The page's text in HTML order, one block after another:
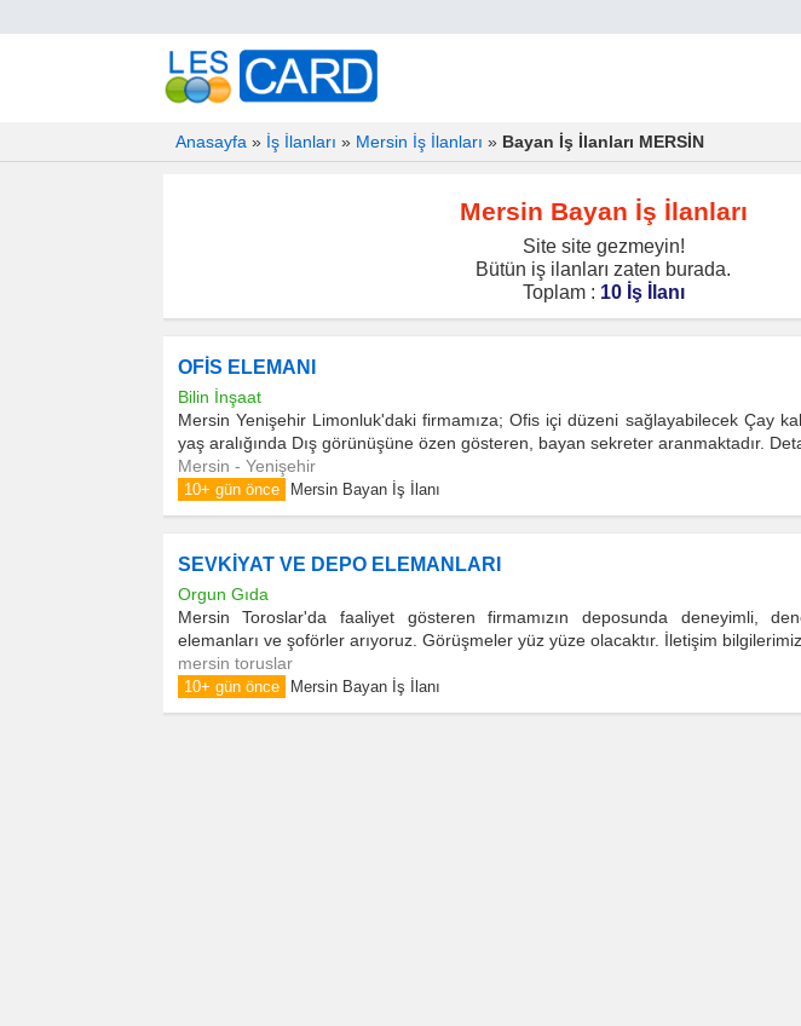
Anasayfa » İş İlanları » Mersin İş İlanları » Bayan İş İlanları MERSİN
Mersin Bayan İş İlanları
Site site gezmeyin!
Bütün iş ilanları zaten burada.
Toplam : 10 İş İlanı
OFİS ELEMANI
Bilin İnşaat
Mersin Yenişehir Limonluk'daki firmamıza; Ofis içi düzeni sağlayabilecek Çay
yaş aralığında Dış görünüşüne özen gösteren, bayan sekreter aranmaktadır.
Mersin - Yenişehir
10+ gün önce Mersin Bayan İş İlanı
SEVKİYAT VE DEPO ELEMANLARI
Orgun Gıda
Mersin Toroslar'da faaliyet gösteren firmamızın deposunda deneyimli,
elemanları ve şoförler arıyoruz. Görüşmeler yüz yüze olacaktır. İletişim
mersin toruslar
10+ gün önce Mersin Bayan İş İlanı